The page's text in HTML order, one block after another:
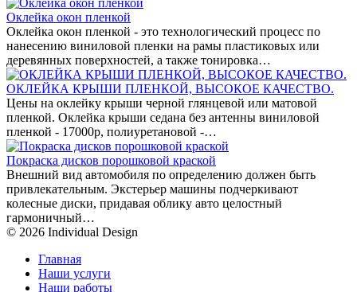
Оклейка окон пленкой
Оклейка окон пленкой - это технологический процесс по
нанесению виниловой пленки на рамы пластиковых или
деревянных поверхностей, а также тонировка…
ОКЛЕЙКА КРЫШИ ПЛЕНКОЙ, ВЫСОКОЕ КАЧЕСТВО.
Цены на оклейку крыши черной глянцевой или матовой
пленкой. Оклейка крыши седана без антенны виниловой
пленкой - 17000р, полиуретановой -…
Покраска дисков порошковой краской
Внешний вид автомобиля по определению должен быть
привлекательным. Экстерьер машины подчеркивают
колесные диски, придавая облику авто целостный
гармоничный…
© 2026 Individual Design
Главная
Наши услуги
Наши работы